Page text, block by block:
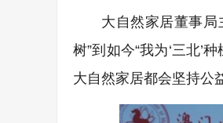
大自然家居董事
树”到如今“我为‘三北’
大自然家居都会坚持公